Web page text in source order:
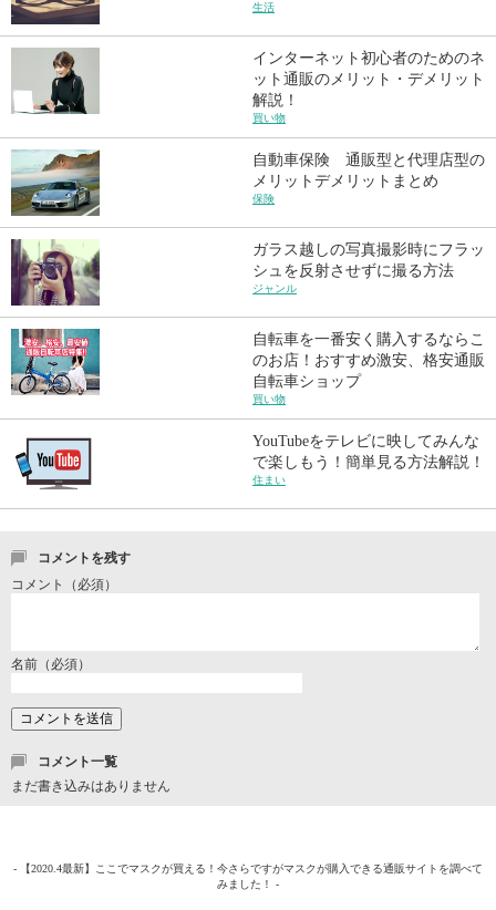
生活
インターネット初心者のためのネ
ット通販のメリット・デメリット
解説！
買い物
自動車保険 通販型と代理店型の
メリットデメリットまとめ
保険
ガラス越しの写真撮影時にフラッ
シュを反射させずに撮る方法
ジャンル
自転車を一番安く購入するならこ
のお店！おすすめ激安、格安通販
自転車ショップ
買い物
YouTubeをテレビに映してみんな
で楽しもう！簡単見る方法解説！
住まい
コメントを残す
コメント（必須）
名前（必須）
コメント一覧
まだ書き込みはありません
- 【2020.4最新】ここでマスクが買える！今さらですがマスクが購入できる通販サイトを調べて
みました！ -